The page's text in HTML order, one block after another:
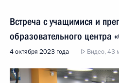
Встреча с учащимися и
образовательного центра
4 октября 2023 года Видео, 43